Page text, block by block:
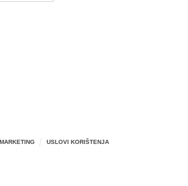
MARKETING USLOVI KORIŠTENJA